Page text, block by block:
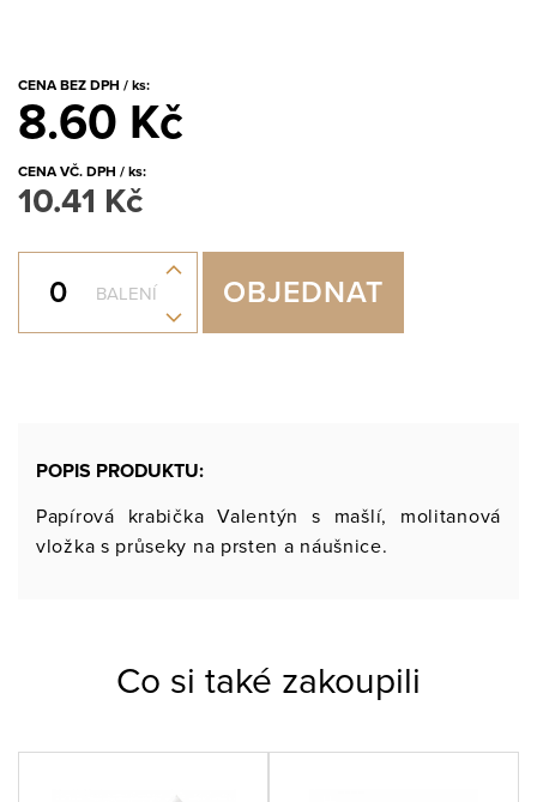
CENA BEZ DPH / ks:
8.60 Kč
CENA VČ. DPH / ks:
10.41 Kč
BALENÍ
+
-
OBJEDNAT
POPIS PRODUKTU:
Papírová krabička Valentýn s mašlí, molitanová
vložka s průseky na prsten a náušnice.
Co si také zakoupili